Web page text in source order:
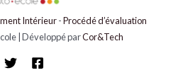
Intérieur-Procédé d’évaluation
| Développé parCor&Tech